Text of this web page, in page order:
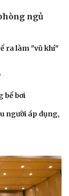
ngủ
ra làm "vũ khí"
bể bơi
người áp dụng,